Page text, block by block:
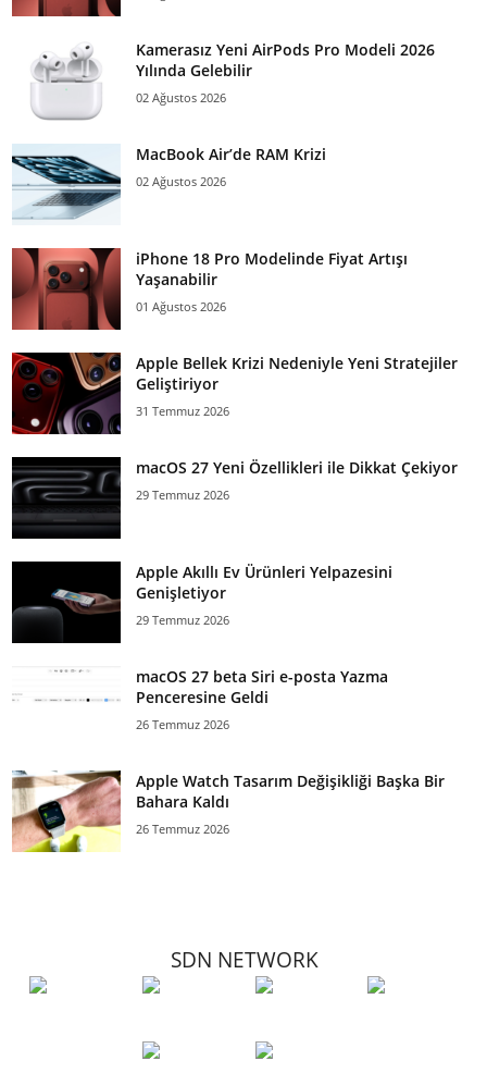
Kamerasız Yeni AirPods Pro Modeli 2026
Yılında Gelebilir
02 Ağustos 2026
MacBook Air’de RAM Krizi
02 Ağustos 2026
iPhone 18 Pro Modelinde Fiyat Artışı
Yaşanabilir
01 Ağustos 2026
Apple Bellek Krizi Nedeniyle Yeni Stratejiler
Geliştiriyor
31 Temmuz 2026
macOS 27 Yeni Özellikleri ile Dikkat Çekiyor
29 Temmuz 2026
Apple Akıllı Ev Ürünleri Yelpazesini
Genişletiyor
29 Temmuz 2026
macOS 27 beta Siri e-posta Yazma
Penceresine Geldi
26 Temmuz 2026
Apple Watch Tasarım Değişikliği Başka Bir
Bahara Kaldı
26 Temmuz 2026
SDN NETWORK